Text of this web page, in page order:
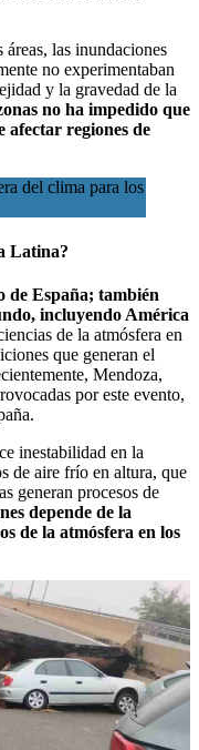
las inundaciones
no experimentaban
y la gravedad de la
no ha impedido que
afectar regiones de
del clima para los
Latina?
de España; también
incluyendo América
de la atmósfera en
que generan el
Mendoza,
por este evento,
inestabilidad en la
de aire frío en altura, que
generan procesos de
depende de la
de la atmósfera en los